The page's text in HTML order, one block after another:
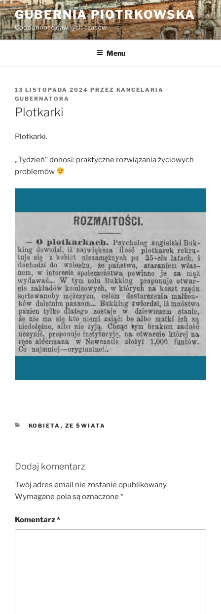
Przejdź
do
treści
GUBERNIA PIOTRKOWSKA
Codzienność dawnych czasów
Menu
OPUBLIKOWANE
W
13 LISTOPADA 2024 PRZEZ KANCELARIA
GUBERNATORA
Plotkarki
Plotkarki.
„Tydzień” donosi: praktyczne rozwiązania życiowych
problemów
KATEGORIE
KOBIETA , ZE ŚWIATA
Dodaj komentarz
Twój adres email nie zostanie opublikowany.
Wymagane pola są oznaczone *
Komentarz*